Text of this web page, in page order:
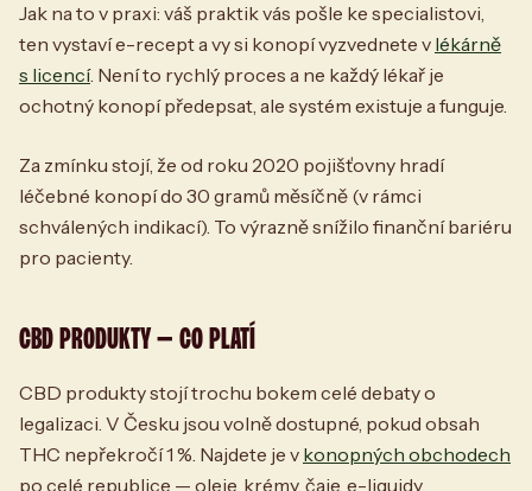
Jak na to v praxi: váš praktik vás pošle ke specialistovi,
ten vystaví e-recept a vy si konopí vyzvednete v lékárně
s licencí. Není to rychlý proces a ne každý lékař je
ochotný konopí předepsat, ale systém existuje a funguje.
Za zmínku stojí, že od roku 2020 pojišťovny hradí
léčebné konopí do 30 gramů měsíčně (v rámci
schválených indikací). To výrazně snížilo finanční bariéru
pro pacienty.
CBD PRODUKTY — CO PLATÍ
CBD produkty stojí trochu bokem celé debaty o
legalizaci. V Česku jsou volně dostupné, pokud obsah
THC nepřekročí 1 %. Najdete je v konopných obchodech
po celé republice — oleje, krémy, čaje, e-liquidy.